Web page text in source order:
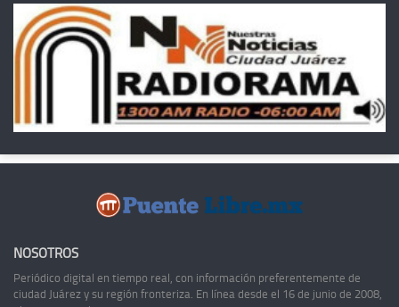
NOSOTROS
Periódico digital en tiempo real, con información preferentemente de
ciudad Juárez y su región fronteriza. En línea desde el 16 de junio de 2008,